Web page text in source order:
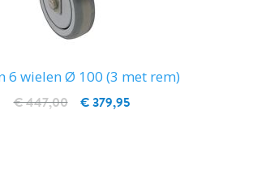
6 wielen Ø 100 (3 met rem)
€ 379,95
€ 447,00